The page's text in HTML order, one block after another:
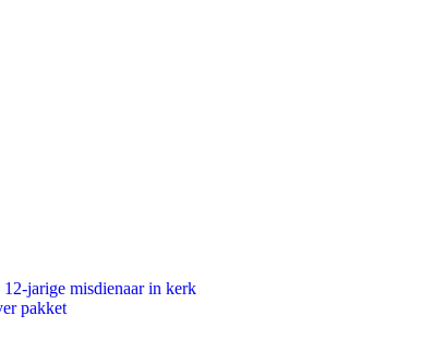
jarige misdienaar in kerk
pakket